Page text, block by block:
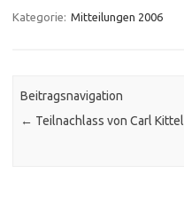
Kategorie: Mitteilungen 2006
Beitragsnavigation
← Teilnachlass von Carl Kittel